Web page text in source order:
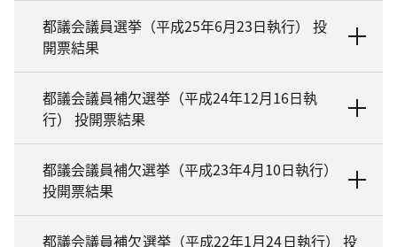
都議会議員選挙（平成25年6月23日執行） 投
開票結果
都議会議員補欠選挙（平成24年12月16日執
行） 投開票結果
都議会議員補欠選挙（平成23年4月10日執行）
投開票結果
都議会議員補欠選挙（平成22年1月24日執行） 投